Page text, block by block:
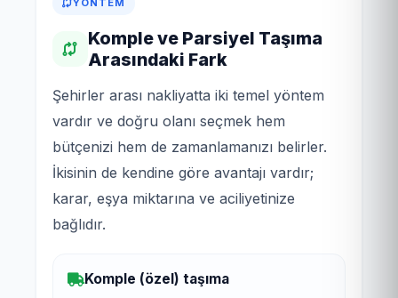
YÖNTEM
Komple ve Parsiyel Taşıma
Arasındaki Fark
Şehirler arası nakliyatta iki temel yöntem
vardır ve doğru olanı seçmek hem
bütçenizi hem de zamanlamanızı belirler.
İkisinin de kendine göre avantajı vardır;
karar, eşya miktarına ve aciliyetinize
bağlıdır.
Komple (özel) taşıma